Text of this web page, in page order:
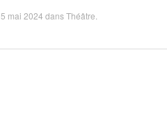
mai 2024 dansThéâtre